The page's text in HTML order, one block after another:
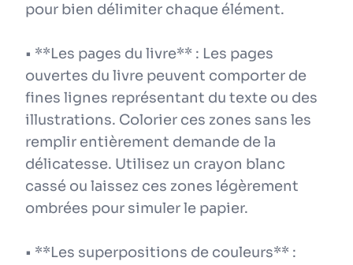
pour bien délimiter chaque élément.
• **Les pages du livre** : Les pages
ouvertes du livre peuvent comporter de
fines lignes représentant du texte ou des
illustrations. Colorier ces zones sans les
remplir entièrement demande de la
délicatesse. Utilisez un crayon blanc
cassé ou laissez ces zones légèrement
ombrées pour simuler le papier.
• **Les superpositions de couleurs** :